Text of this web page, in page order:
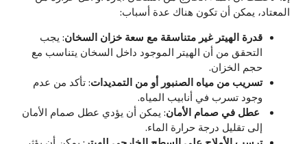
المعتاد، يمكن أن تكون هناك عدة أسباب:
قدرة الهيتر غير متناسقة مع سعة خزان السخان: يجب
التحقق من أن الهيتر الموجود داخل السخان يتناسب مع
حجم الخزان.
تسريب من مياه الصنبور أو من التمديدات: تأكد من عدم
وجود تسرب في أنابيب المياه.
عطل في صمام الأمان: يمكن أن يؤدي عطل صمام الأمان
إلى تقليل درجة حرارة الماء.